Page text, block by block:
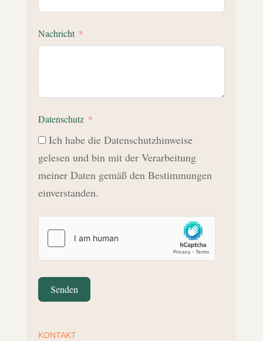
Nachricht
Datenschutz
Ich habe die Datenschutzhinweise
gelesen und bin mit der Verarbeitung
meiner Daten gemäß den Bestimmungen
einverstanden.
Senden
KONTAKT